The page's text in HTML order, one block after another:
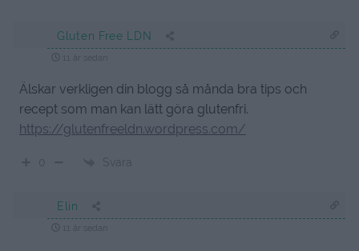
Gluten Free LDN
11 år sedan
Älskar verkligen din blogg så månda bra tips och
recept som man kan lätt göra glutenfri.
https://glutenfreeldn.wordpress.com/
Svara
Elin
11 år sedan